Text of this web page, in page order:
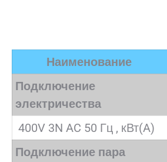
Наименование
Подключение
электричества
400V 3N AC 50 Гц , кВт(A)
Подключение пара